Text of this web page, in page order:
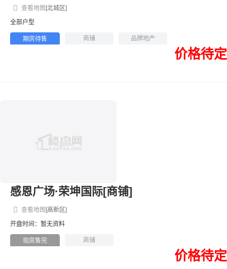
[北城区]
查看地图
全部户型
期房待售 商铺 品牌地产
价格待定
感恩广场·荣坤国际[商铺]
[高新区]
查看地图
开盘时间：暂无资料
现房售完 商铺
价格待定